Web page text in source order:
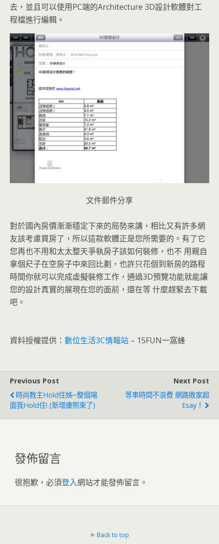
去，並且可以使用PC端的Architecture 3D設計軟體對工
程檔進行編輯。
文件郵件分享
對於國內房價漸漸穩定下來的局勢來講，相比又有許多網
友該考慮買房了，所以這款軟體正是您所需要的。有了它
您再也不用和太太整天爭執房子該如何裝修，也不 用親自
拿個尺子在空房子中來回比劃，也許只花個到新房的路程
時間你就可以完成虛擬裝修工作，通過3D預覽功能就能讓
您的設計真實的展現在您的面前，還在等 什麼趕緊去下載
吧。
資料授權提供： 數位生活3C情報站 – 15FUN一窩蜂
Previous Post
時尚教主Hold住姊~整個場
面我Hold住! (新增康熙來了)
Next Post
等車時間不浪費 網路敗家超
Esay！
發佈留言
很抱歉，必須登入網站才能發佈留言。
Back to top